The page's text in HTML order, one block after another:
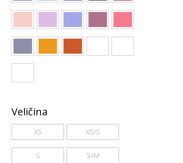
Veličina
XS XS/S
S S/M